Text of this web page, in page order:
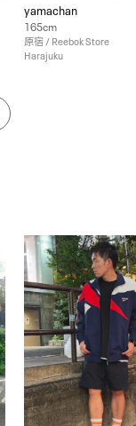
yamachan
165cm
原宿 / Reebok Store
Harajuku